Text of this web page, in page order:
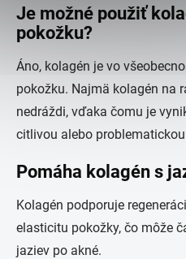
Je možné použiť
pokožku?
Áno, kolagén je vo
pokožku. Najmä kolagén na
nedráždi, vďaka čomu je
citlivou alebo
Pomáha kolagén s
Kolagén podporuje
elasticitu pokožky, čo môže
jaziev po akné.